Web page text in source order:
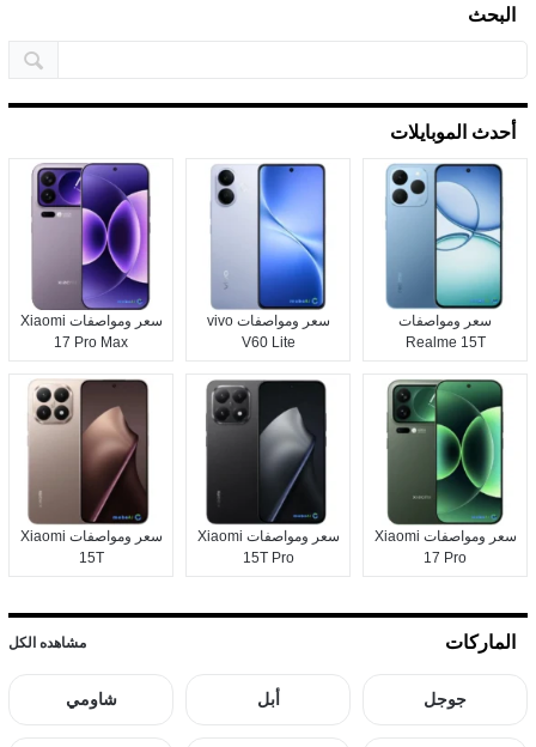
البحث
أحدث الموبايلات
سعر ومواصفات
Realme 15T
سعر ومواصفات vivo
V60 Lite
سعر ومواصفات Xiaomi
17 Pro Max
سعر ومواصفات Xiaomi
17 Pro
سعر ومواصفات Xiaomi
15T Pro
سعر ومواصفات Xiaomi
15T
الماركات مشاهده الكل
جوجل أبل شاومي